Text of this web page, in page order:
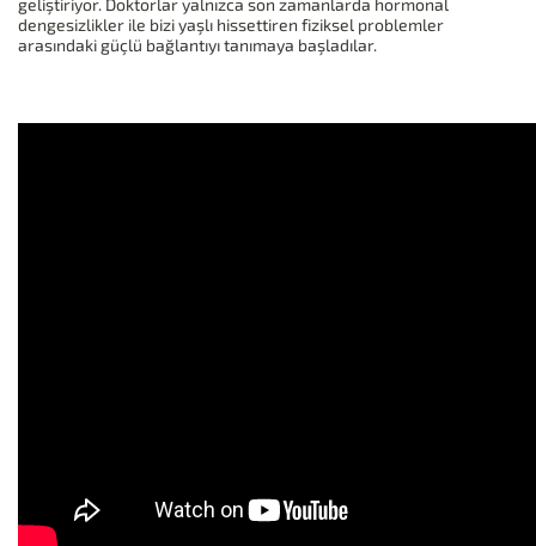
dengesizlikler ile bizi yaşlı hissettiren fiziksel problemler
arasındaki güçlü bağlantıyı tanımaya başladılar.